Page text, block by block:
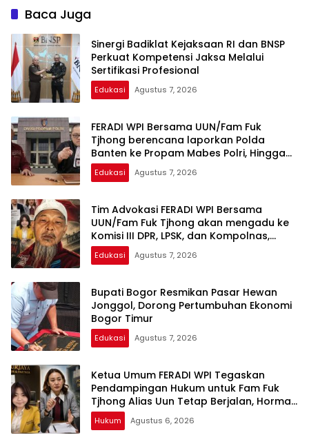
Berjalan, Hormati Proses
Penyidikan dan Hasil
Pemeriksaan BK
WPI
Baca Juga
Sinergi Badiklat Kejaksaan RI dan BNSP
Perkuat Kompetensi Jaksa Melalui
Sertifikasi Profesional
Edukasi Agustus 7, 2026
FERADI WPI Bersama UUN/Fam Fuk
Tjhong berencana laporkan Polda
Banten ke Propam Mabes Polri, Hingga
saat ini terduga Dalang Penculikan UUN
diduga belum tersentuh Hukum
Edukasi Agustus 7, 2026
Tim Advokasi FERADI WPI Bersama
UUN/Fam Fuk Tjhong akan mengadu ke
Komisi III DPR, LPSK, dan Kompolnas,
Mohon keadilan untuk Korban
Penculikan dan Pengroyokan
Edukasi Agustus 7, 2026
Bupati Bogor Resmikan Pasar Hewan
Jonggol, Dorong Pertumbuhan Ekonomi
Bogor Timur
Edukasi Agustus 7, 2026
Ketua Umum FERADI WPI Tegaskan
Pendampingan Hukum untuk Fam Fuk
Tjhong Alias Uun Tetap Berjalan, Hormati
Proses Penyidikan dan Hasil Pemeriksaan
BK
Hukum Agustus 6, 2026